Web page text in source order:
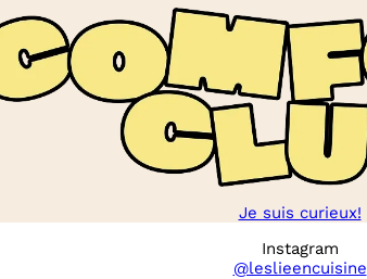
Je suis curieux!
Instagram
@leslieencuisine